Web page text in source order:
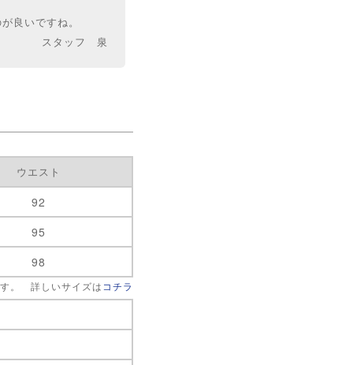
良いですね。
スタッフ 泉
ウエスト
92
95
98
。 詳しいサイズは コチラ